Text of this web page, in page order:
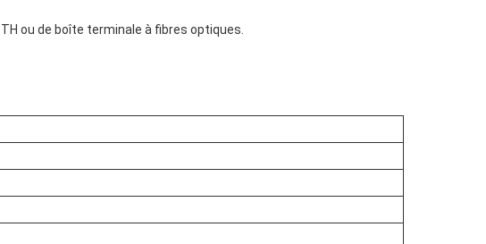
ou de boîte terminale à fibres optiques.